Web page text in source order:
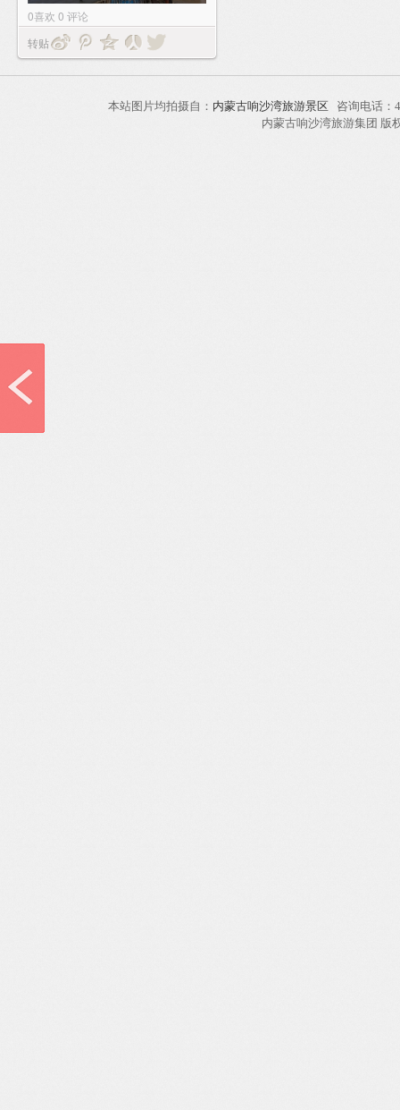
0喜欢 0 评论
转贴
本站图片均拍摄自： 内蒙古响沙湾旅游景区 咨询电话
内蒙古响沙湾旅游集团